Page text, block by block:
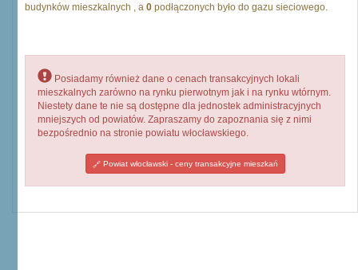
budynków mieszkalnych , a 0 podłączonych było do gazu sieciowego.
Posiadamy również dane o cenach transakcyjnych lokali
mieszkalnych zarówno na rynku pierwotnym jak i na rynku wtórnym.
Niestety dane te nie są dostępne dla jednostek administracyjnych
mniejszych od powiatów. Zapraszamy do zapoznania się z nimi
bezpośrednio na stronie powiatu włocławskiego.
Powiat włocławski - ceny transakcyjne mieszkań